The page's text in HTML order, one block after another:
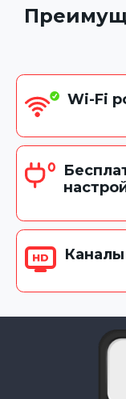
Wi-Fi
Каналы